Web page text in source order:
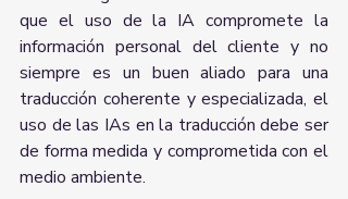
que el uso de la IA compromete la
información personal del cliente y no
siempre es un buen aliado para una
traducción coherente y especializada, el
uso de las IAs en la traducción debe ser
de forma medida y comprometida con el
medio ambiente.